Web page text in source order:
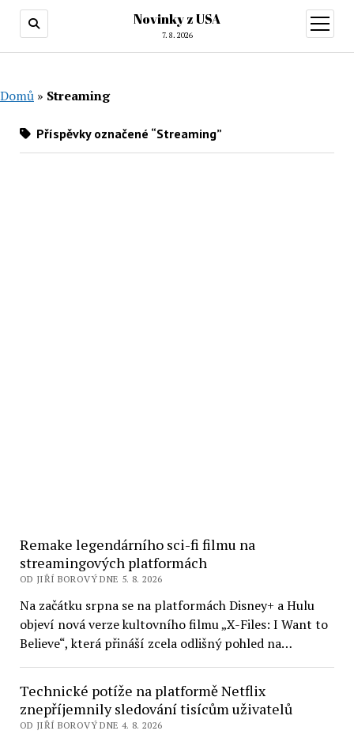
Novinky z USA
7. 8. 2026
otevřít
menu
Domů » Streaming
Příspěvky označené “Streaming”
Remake legendárního sci-fi filmu na
streamingových platformách
OD JIŘÍ BOROVÝ DNE 5. 8. 2026
Na začátku srpna se na platformách Disney+ a Hulu
objeví nová verze kultovního filmu „X-Files: I Want to
Believe“, která přináší zcela odlišný pohled na…
Technické potíže na platformě Netflix
znepříjemnily sledování tisícům uživatelů
OD JIŘÍ BOROVÝ DNE 4. 8. 2026